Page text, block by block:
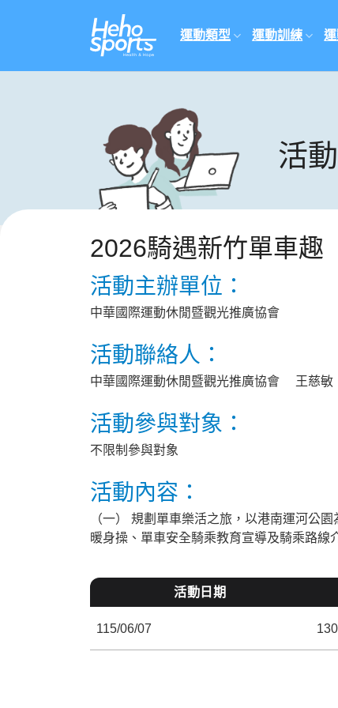
運動類型 運動訓練
活
2026騎遇新竹單車趣
活動主辦單位：
中華國際運動休閒暨觀光推廣協會
活動聯絡人：
中華國際運動休閒暨觀光推廣協會 王慈
活動參與對象：
不限制參與對象
活動內容：
（一） 規劃單車樂活之旅，以港南運河公
暖身操、單車安全騎乘教育宣導及騎乘路線
活動日期
115/06/07